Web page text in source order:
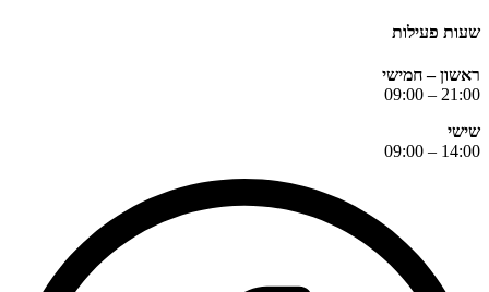
שעות פעילות
ראשון – חמישי
21:00 – 09:00
שישי
14:00 – 09:00